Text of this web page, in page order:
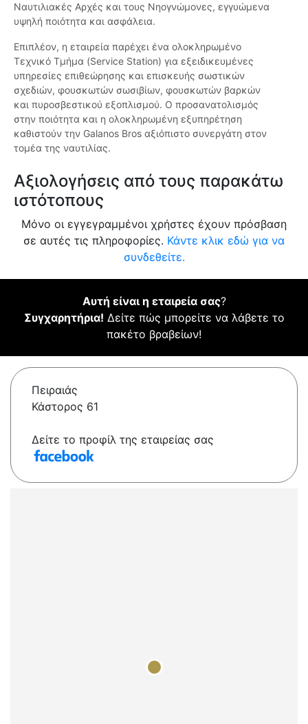
Ναυτιλιακές Αρχές και τους Νηογνώμονες, εγγυώμενα
υψηλή ποιότητα και ασφάλεια.
Επιπλέον, η εταιρεία παρέχει ένα ολοκληρωμένο
Τεχνικό Τμήμα (Service Station) για εξειδικευμένες
υπηρεσίες επιθεώρησης και επισκευής σωστικών
σχεδιών, φουσκωτών σωσιβίων, φουσκωτών βαρκών
και πυροσβεστικού εξοπλισμού. Ο προσανατολισμός
στην ποιότητα και η ολοκληρωμένη εξυπηρέτηση
καθιστούν την Galanos Bros αξιόπιστο συνεργάτη στον
τομέα της ναυτιλίας.
Αξιολογήσεις από τους παρακάτω
ιστότοπους
Μόνο οι εγγεγραμμένοι χρήστες έχουν πρόσβαση
σε αυτές τις πληροφορίες. Κάντε κλικ εδώ για να
συνδεθείτε.
Αυτή είναι η εταιρεία σας?
Συγχαρητήρια! Δείτε πώς μπορείτε να λάβετε το
πακέτο βραβείων!
Πειραιάς
Κάστορος 61
Δείτε το προφίλ της εταιρείας σας